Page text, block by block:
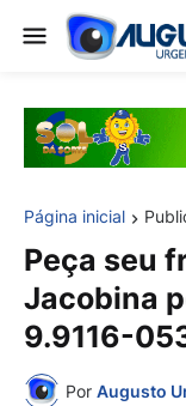
Página inicial
Peça seu
Jacobina
9.9116-
Por Augusto